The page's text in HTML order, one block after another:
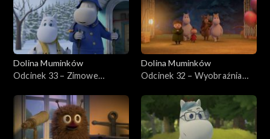
Dolina Muminków
Odcinek 33 – Zimowe
Dolina Muminków
Odcinek 32 – Wyobraźnia